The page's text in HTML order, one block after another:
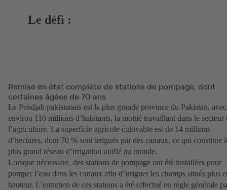
Le défi :
Remise en état complète de stations de pompage, dont
certaines âgées de 70 ans
Le Pendjab pakistanais est la plus grande province du Pakistan, avec
environ 110 millions d’habitants, la moitié travaillant dans le secteur
l’agriculture. La superficie agricole cultivable est de 14 millions
d’hectares, dont 70 % sont irrigués par des canaux, ce qui constitue
plus grand réseau d’irrigation unifié au monde.
Lorsque nécessaire, des stations de pompage ont été installées pour
pomper l’eau dans les canaux afin d’irriguer les champs situés plus
hauteur. L’entretien de ces stations a été effectué en règle générale